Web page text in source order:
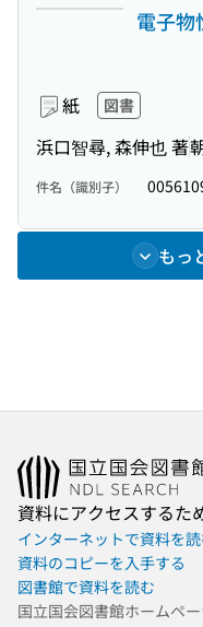
電子物
紙 図書
浜口智尋, 森伸也 著
件名（識別子）
もっ
資料にアクセスするた
インターネットで資料を
資料のコピーを入手する
図書館で資料を読む
国立国会図書館ホームペ